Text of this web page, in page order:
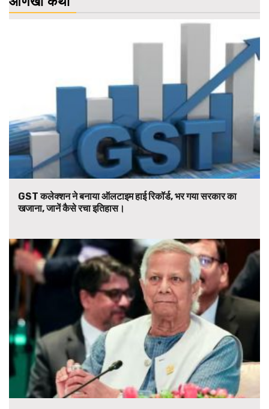
GST कलेक्शन ने बनाया ऑलटाइम हाई रिकॉर्ड, भर गया सरकार का
खजाना, जानें कैसे रचा इतिहास।